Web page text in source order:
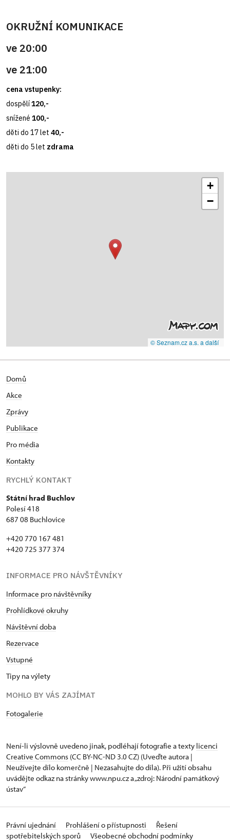
OKRUŽNÍ KOMUNIKACE
ve 20:00
ve 21:00
cena vstupenky:
dospělí120,-
snížené 100,-
děti do 17 let 40,-
děti do 5 let zdrama
+
−
© Seznam.cz a.s. a další
Domů
Akce
Zprávy
Publikace
Pro média
Kontakty
RYCHLÝ KONTAKT
Státní hrad Buchlov
Polesí 418
687 08 Buchlovice
+420 770 167 481
+420 725 377 374
INFORMACE PRO NÁVŠTĚVNÍKY
Informace pro návštěvníky
Prohlídkové okruhy
Návštěvní doba
Rezervace
Vstupné
Tipy na výlety
MOHLO BY VÁS ZAJÍMAT
Fotogalerie
Není-li výslovně uvedeno jinak, podléhají fotografie a texty licenci
Creative Commons (CC BY-NC-ND 3.0 CZ) (Uveďte autora |
Neužívejte dílo komerčně | Nezasahujte do díla). Při užití obsahu
uvádějte odkaz na stránky www.npu.cz a „zdroj: Národní památkový
ústav“
Právní ujednání Prohlášení o přístupnosti
Řešení
spotřebitelských sporů
Všeobecné obchodní podmínky